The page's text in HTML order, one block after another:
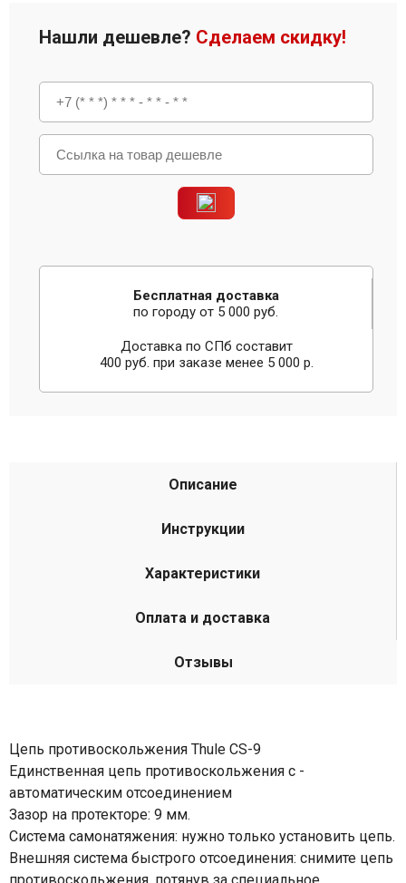
Нашли дешевле? Сделаем скидку!
Бесплатная доставка
по городу от 5 000 руб.
Доставка по СПб составит
400 руб. при заказе менее 5 000 р.
Описание
Инструкции
Характеристики
Оплата и доставка
Отзывы
Цепь противоскольжения Thule CS-9
Единственная цепь противоскольжения с ­
автоматическим отсоединением
Зазор на протекторе: 9 мм.
Система самонатяжения: нужно только установить цепь.
Внешняя система быстрого отсоединения: снимите цепь